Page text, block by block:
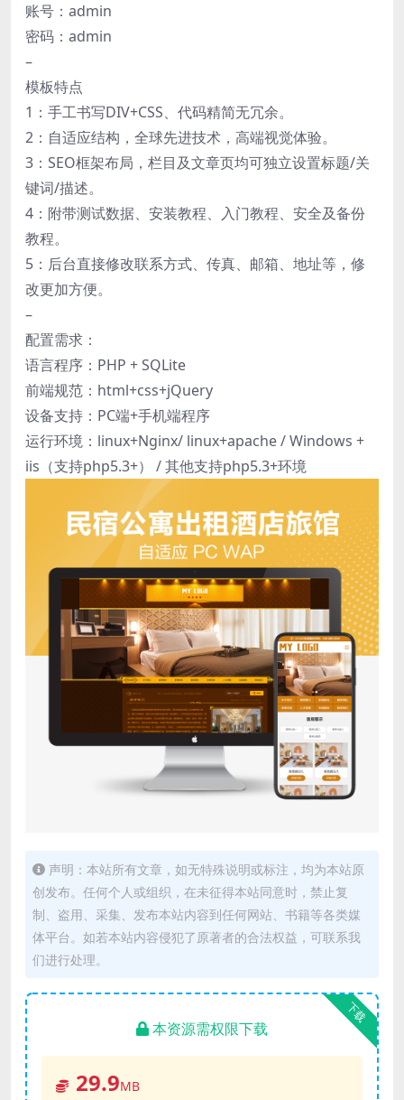
账号：admin
密码：admin
–
模板特点
1：手工书写DIV+CSS、代码精简无冗余。
2：自适应结构，全球先进技术，高端视觉体验。
3：SEO框架布局，栏目及文章页均可独立设置标题/关
键词/描述。
4：附带测试数据、安装教程、入门教程、安全及备份
教程。
5：后台直接修改联系方式、传真、邮箱、地址等，修
改更加方便。
–
配置需求：
语言程序：PHP + SQLite
前端规范：html+css+jQuery
设备支持：PC端+手机端程序
运行环境：linux+Nginx/ linux+apache / Windows +
iis（支持php5.3+） / 其他支持php5.3+环境
声明：本站所有文章，如无特殊说明或标注，均为本站原
创发布。任何个人或组织，在未征得本站同意时，禁止复
制、盗用、采集、发布本站内容到任何网站、书籍等各类媒
体平台。如若本站内容侵犯了原著者的合法权益，可联系我
们进行处理。
下载
本资源需权限下载
29.9MB